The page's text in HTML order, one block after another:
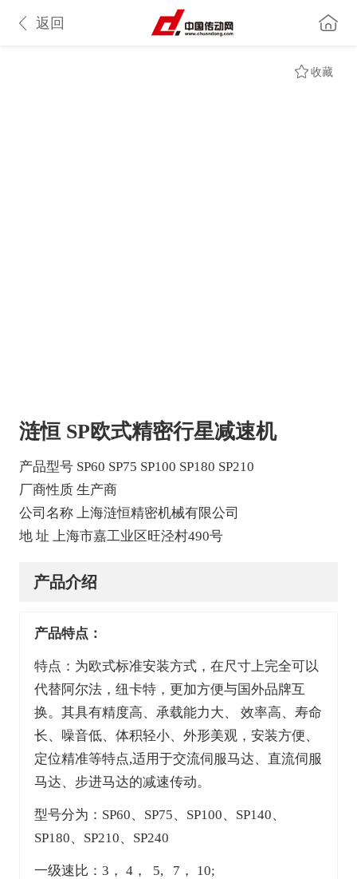
返回
收藏
涟恒 SP欧式精密行星减速机
产品型号 SP60 SP75 SP100 SP180 SP210
厂商性质 生产商
公司名称 上海涟恒精密机械有限公司
地 址 上海市嘉工业区旺泾村490号
产品介绍
产品特点：
特点：为欧式标准安装方式，在尺寸上完全可以
代替阿尔法，纽卡特，更加方便与国外品牌互
换。其具有精度高、承载能力大、 效率高、寿命
长、噪音低、体积轻小、外形美观，安装方便、
定位精准等特点,适用于交流伺服马达、直流伺服
马达、步进马达的减速传动。
型号分为：SP60、SP75、SP100、SP140、
SP180、SP210、SP240
一级速比：3， 4， 5, 7， 10;